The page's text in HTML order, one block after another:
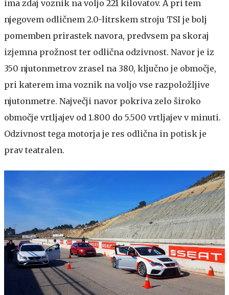
ima zdaj voznik na voljo 221 kilovatov. A pri tem
njegovem odličnem 2.0-litrskem stroju TSI je bolj
pomemben prirastek navora, predvsem pa skoraj
izjemna prožnost ter odlična odzivnost. Navor je iz
350 njutonmetrov zrasel na 380, ključno je območje,
pri katerem ima voznik na voljo vse razpoložljive
njutonmetre. Največji navor pokriva zelo široko
območje vrtljajev od 1.800 do 5.500 vrtljajev v minuti.
Odzivnost tega motorja je res odlična in potisk je
prav teatralen.